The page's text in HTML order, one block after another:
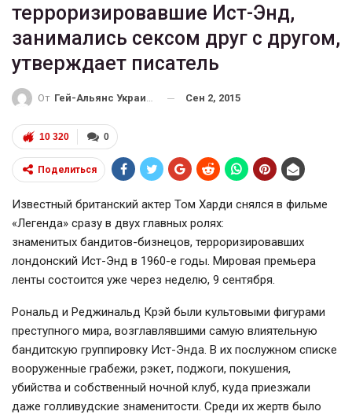
терроризировавшие Ист-Энд,
занимались сексом друг с другом,
утверждает писатель
От Гей-Альянс Украина Сен 2, 2015
0
10 320
Поделиться
Известный британский актер Том Харди снялся в фильме
«Легенда» сразу в двух главных ролях:
знаменитых бандитов-бизнецов, терроризировавших
лондонский Ист-Энд в 1960-е годы. Мировая премьера
ленты состоится уже через неделю, 9 сентября.
Рональд и Реджинальд Крэй были культовыми фигурами
преступного мира, возглавлявшими самую влиятельную
бандитскую группировку Ист-Энда. В их послужном списке
вооруженные грабежи, рэкет, поджоги, покушения,
убийства и собственный ночной клуб, куда приезжали
даже голливудские знаменитости. Среди их жертв было